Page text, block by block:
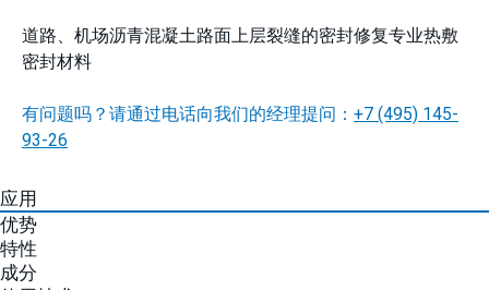
道路、机场沥青混凝土路面上层裂缝的密封修复专业热敷
密封材料
有问题吗？请通过电话向我们的经理提问： +7 (495) 145-
93-26
应用
优势
特性
成分